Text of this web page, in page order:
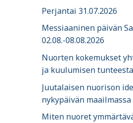
Perjantai 31.07.2026
Messiaaninen päivän
02.08.-08.08.2026
Nuorten kokemukset
ja kuulumisen tunteesta
Juutalaisen nuorison
nykypäivän maailmassa
Miten nuoret